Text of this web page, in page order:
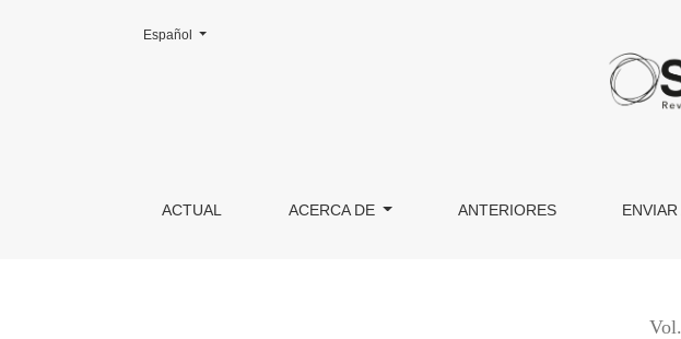
Experiencias y retos de padres con niños sordos: Un estudio focal
ACTUAL ACERCA DE ANTERIORES
Cambiar el idioma. El actual es:
Español